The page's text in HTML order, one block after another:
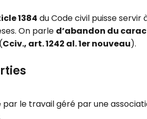
1384 du Code civil puisse servir
On parle d’abandon du
Cciv., art. 1242 al. 1er nouveau).
le travail géré par une